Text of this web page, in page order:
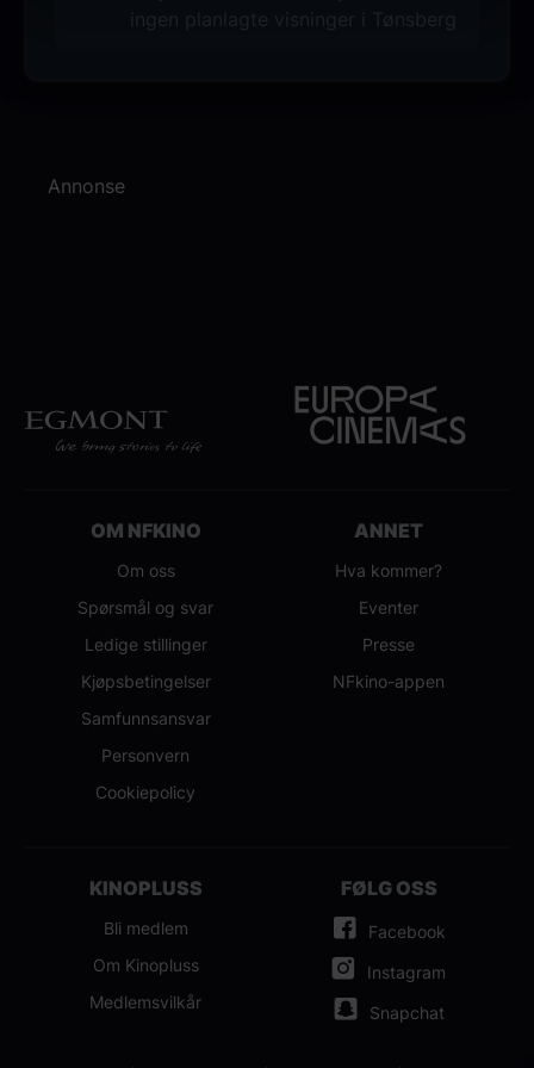
ingen planlagte visninger i Tønsberg
Annonse
OM NFKINO
Om oss
Spørsmål og svar
Ledige stillinger
Kjøpsbetingelser
Samfunnsansvar
Personvern
Cookiepolicy
ANNET
Hva kommer?
Eventer
Presse
NFkino-appen
KINOPLUSS
Bli medlem
Om Kinopluss
Medlemsvilkår
FØLG OSS
Facebook
Instagram
Snapchat